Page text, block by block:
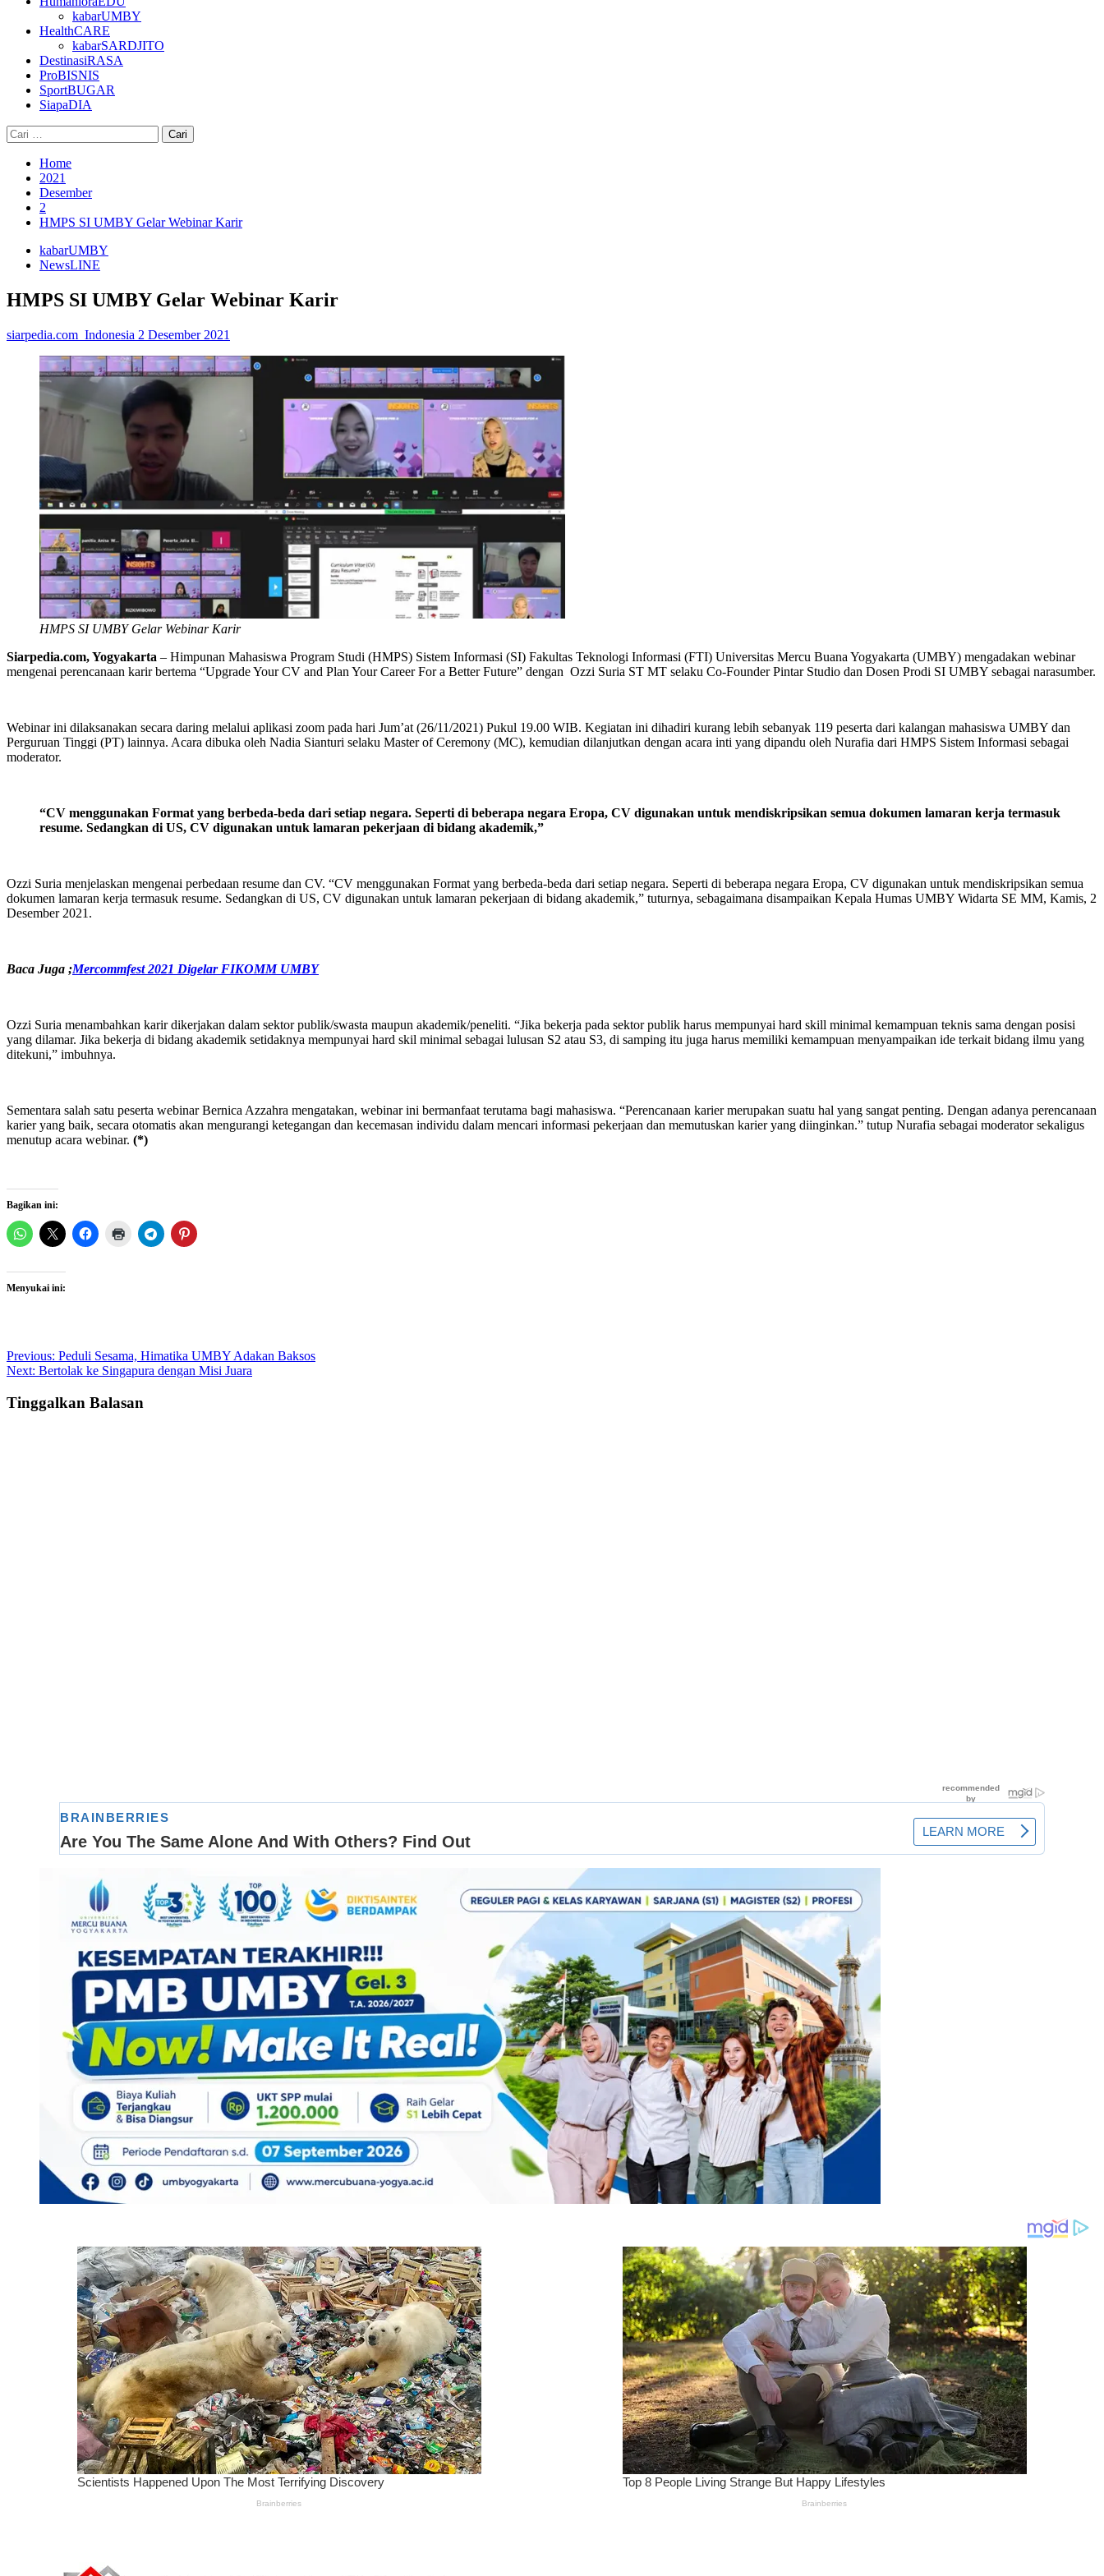
kabarUMBY
HealthCARE
kabarSARDJITO
DestinasiRASA
ProBISNIS
SportBUGAR
SiapaDIA
Cari
untuk:
Home
2021
Desember
2
HMPS SI UMBY Gelar Webinar Karir
kabarUMBY
NewsLINE
HMPS SI UMBY Gelar Webinar Karir
siarpedia.com_Indonesia 2 Desember 2021
HMPS SI UMBY Gelar Webinar Karir
Siarpedia.com, Yogyakarta – Himpunan Mahasiswa Program Studi (HMPS) Sistem Informasi (SI) Fakultas Teknologi Informasi (FTI) Universitas Mercu Buana Yogyakarta (UMBY) mengadakan webinar
mengenai perencanaan karir bertema “Upgrade Your CV and Plan Your Career For a Better Future” dengan Ozzi Suria ST MT selaku Co-Founder Pintar Studio dan Dosen Prodi SI UMBY sebagai narasumber.
Webinar ini dilaksanakan secara daring melalui aplikasi zoom pada hari Jum’at (26/11/2021) Pukul 19.00 WIB. Kegiatan ini dihadiri kurang lebih sebanyak 119 peserta dari kalangan mahasiswa UMBY dan
Perguruan Tinggi (PT) lainnya. Acara dibuka oleh Nadia Sianturi selaku Master of Ceremony (MC), kemudian dilanjutkan dengan acara inti yang dipandu oleh Nurafia dari HMPS Sistem Informasi sebagai
moderator.
“CV menggunakan Format yang berbeda-beda dari setiap negara. Seperti di beberapa negara Eropa, CV digunakan untuk mendiskripsikan semua dokumen lamaran kerja termasuk
resume. Sedangkan di US, CV digunakan untuk lamaran pekerjaan di bidang akademik,”
Ozzi Suria menjelaskan mengenai perbedaan resume dan CV. “CV menggunakan Format yang berbeda-beda dari setiap negara. Seperti di beberapa negara Eropa, CV digunakan untuk mendiskripsikan semua
dokumen lamaran kerja termasuk resume. Sedangkan di US, CV digunakan untuk lamaran pekerjaan di bidang akademik,” tuturnya, sebagaimana disampaikan Kepala Humas UMBY Widarta SE MM, Kamis, 2
Desember 2021.
Baca Juga ;Mercommfest 2021 Digelar FIKOMM UMBY
Ozzi Suria menambahkan karir dikerjakan dalam sektor publik/swasta maupun akademik/peneliti. “Jika bekerja pada sektor publik harus mempunyai hard skill minimal kemampuan teknis sama dengan posisi
yang dilamar. Jika bekerja di bidang akademik setidaknya mempunyai hard skil minimal sebagai lulusan S2 atau S3, di samping itu juga harus memiliki kemampuan menyampaikan ide terkait bidang ilmu yang
ditekuni,” imbuhnya.
Sementara salah satu peserta webinar Bernica Azzahra mengatakan, webinar ini bermanfaat terutama bagi mahasiswa. “Perencanaan karier merupakan suatu hal yang sangat penting. Dengan adanya perencanaan
karier yang baik, secara otomatis akan mengurangi ketegangan dan kecemasan individu dalam mencari informasi pekerjaan dan memutuskan karier yang diinginkan.” tutup Nurafia sebagai moderator sekaligus
menutup acara webinar. (*)
Bagikan ini:
Menyukai ini:
Post
navigation
Previous: Peduli Sesama, Himatika UMBY Adakan Baksos
Next: Bertolak ke Singapura dengan Misi Juara
Tinggalkan Balasan